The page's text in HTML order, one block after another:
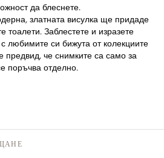
да блеснете.
златната висулка ще придаде
тоалети. Заблестете и изразете
любимите си бижута от колекциите
предвид, че снимките са само за
поръчва отделно.